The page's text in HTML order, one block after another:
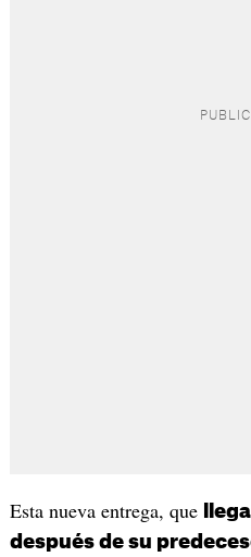
Esta nueva entrega, que
después de su